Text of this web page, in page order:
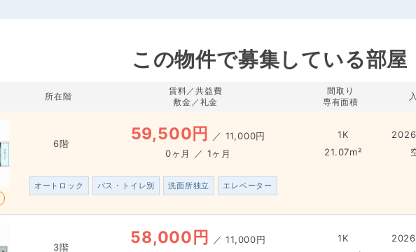
この物件で募集している部屋
所在階
賃料／共益費
敷金／礼金
間取り
専有面積
6階 59,500円 ／ 11,000円
0ヶ月 ／ 1ヶ月
1K
21.07m²
オートロック バス・トイレ別 洗面所独立 エレベーター
3階 58,000円 ／11,000円
1K